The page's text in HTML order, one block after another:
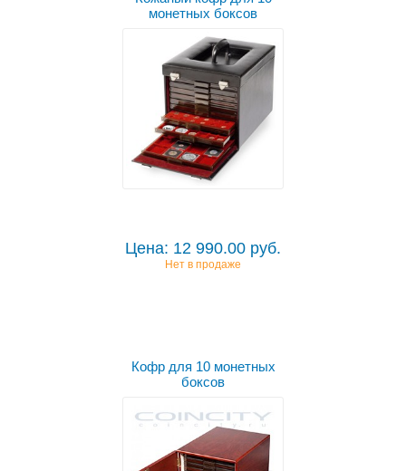
монетных боксов
Цена: 12 990.00 руб.
Нет в продаже
Кофр для 10 монетных
боксов